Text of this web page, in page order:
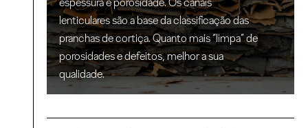
lenticulares são a base da classificação das
pranchas de cortiça. Quanto mais “limpa” de
porosidades e defeitos, melhor a sua
qualidade.